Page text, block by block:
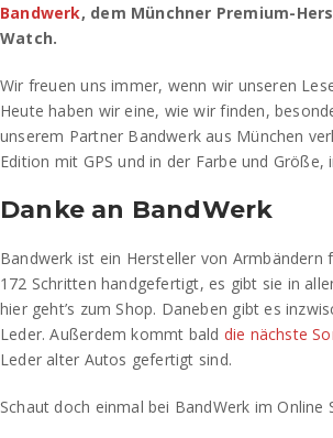
Bandwerk, dem Münchner Premium-
Watch.
Wir freuen uns immer, wenn wir unseren
Heute haben wir eine, wie wir finden,
unserem Partner Bandwerk aus München
Edition mit GPS und in der Farbe und
Danke an BandWerk
Bandwerk ist ein Hersteller von
172 Schritten handgefertigt, es gibt sie in
hier geht’s zum Shop. Daneben gibt es
Leder. Außerdem kommt bald die nächste
Leder alter Autos gefertigt sind.
Schaut doch einmal bei BandWerk im Online